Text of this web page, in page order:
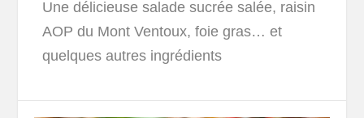
Une délicieuse salade sucrée salée, raisin
AOP du Mont Ventoux, foie gras… et
quelques autres ingrédients